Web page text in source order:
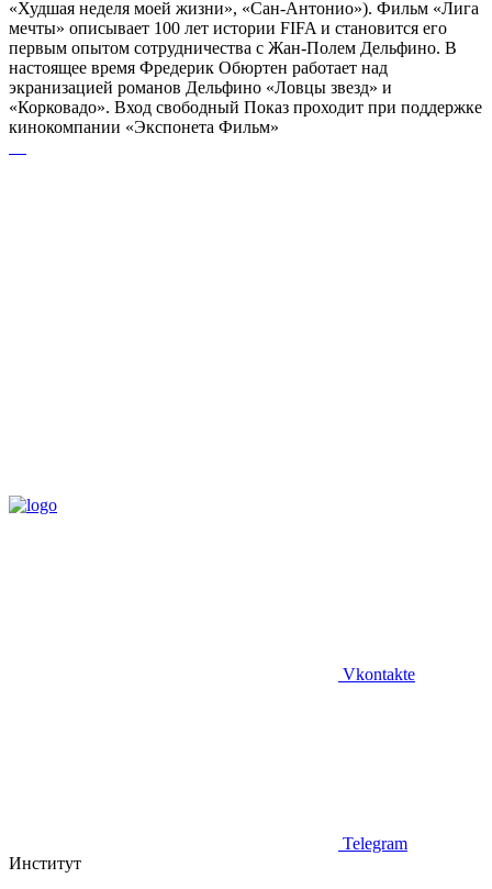
«Худшая неделя моей жизни», «Сан-Антонио»). Фильм «Лига
мечты» описывает 100 лет истории FIFA и становится его
первым опытом сотрудничества с Жан-Полем Дельфино. В
настоящее время Фредерик Обюртен работает над
экранизацией романов Дельфино «Ловцы звезд» и
«Корковадо». Вход свободный Показ проходит при поддержке
кинокомпании «Экспонета Фильм»
Vkontakte
Telegram
Институт